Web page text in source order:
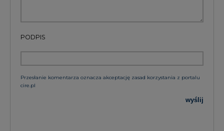
PODPIS
Przesłanie komentarza oznacza akceptację zasad korzystania z portalu
cire.pl
wyślij